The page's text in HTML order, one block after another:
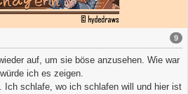
9
auf, um sie böse anzusehen. Wie war
ich es zeigen.
Ich schlafe, wo ich schlafen will und hier ist